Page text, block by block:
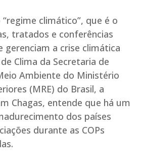
climático”, que é o
tratados e conferências
gerenciam a crise climática
Clima da Secretaria de
Ambiente do Ministério
(MRE) do Brasil, a
Chagas, entende que há um
dos países
durante as COPs